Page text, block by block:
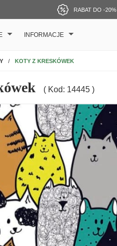
RABAT DO -20%
INFORMACJE
KOTY Z KRESKÓWEK
( Kod: 14445 )